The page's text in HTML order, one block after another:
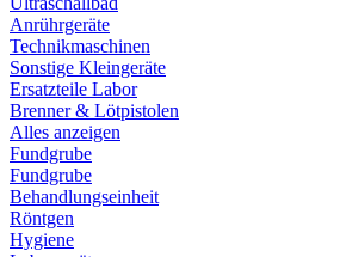
Anrührgeräte
Technikmaschinen
Sonstige Kleingeräte
Ersatzteile Labor
Brenner & Lötpistolen
Alles anzeigen
Fundgrube
Fundgrube
Behandlungseinheit
Röntgen
Hygiene